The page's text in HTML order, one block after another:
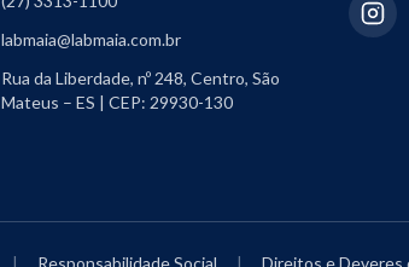
labmaia@labmaia.com.br
Rua da Liberdade, nº 248, Centro, São
Mateus – ES | CEP: 29930-130
| Responsabilidade Social | Direitos e Deveres